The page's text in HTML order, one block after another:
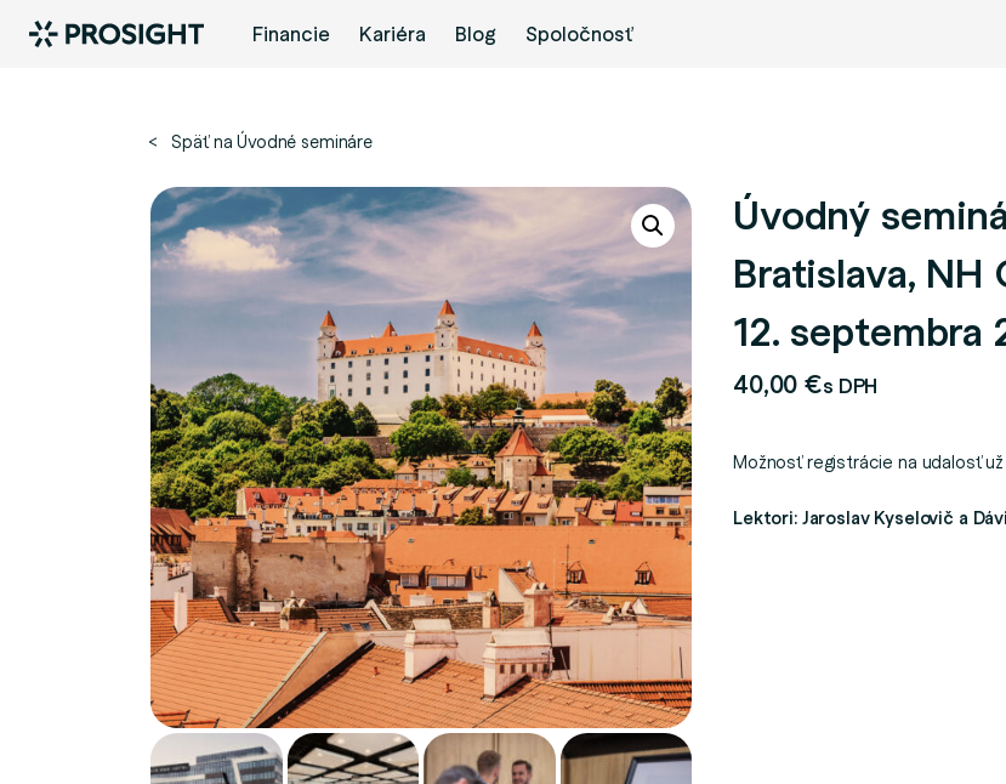
Financie Kariéra Blog Spoločnosť
< Späť na Úvodné semináre
Úvodný
Bratislava, NH
12. septembra
40,00€s DPH
Možnosť registrácie na udalosť
Lektori: Jaroslav Kyselovič a